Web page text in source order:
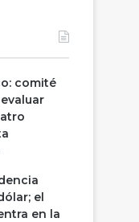
comité
el
en la